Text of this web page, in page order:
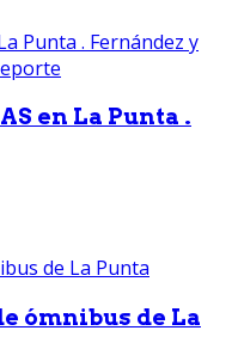
en La Punta .
ómnibus de La